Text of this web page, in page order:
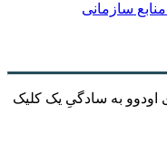
سازمانی
به سادگیِ یک کلیک